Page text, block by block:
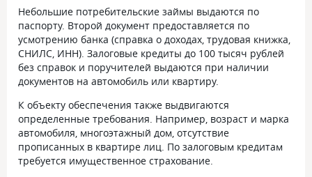
Небольшие потребительские займы выдаются по
паспорту. Второй документ предоставляется по
усмотрению банка (справка о доходах, трудовая книжка,
СНИЛС, ИНН). Залоговые кредиты до 100 тысяч рублей
без справок и поручителей выдаются при наличии
документов на автомобиль или квартиру.
К объекту обеспечения также выдвигаются
определенные требования. Например, возраст и марка
автомобиля, многоэтажный дом, отсутствие
прописанных в квартире лиц. По залоговым кредитам
требуется имущественное страхование.